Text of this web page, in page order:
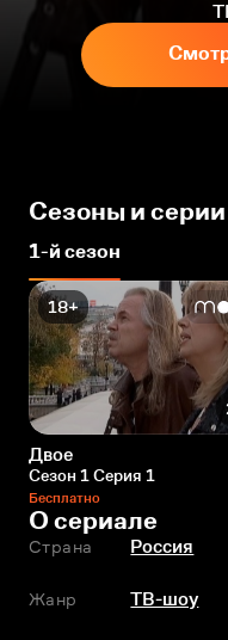
Сезоны и серии
1-й сезон
18+
Двое
Сезон 1 Серия 1
Бесплатно
О сериале
Страна Россия
Жанр ТВ-шоу